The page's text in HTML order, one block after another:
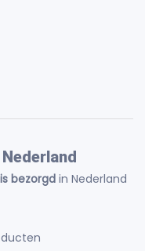
bezorgd in Nederland